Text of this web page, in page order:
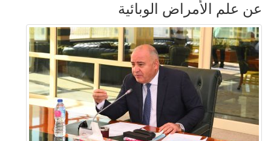
عن علم الأمراض الوبائية